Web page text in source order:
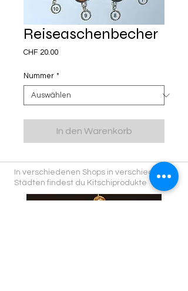
Reiseaschenbecher
CHF 20.00Preis
Nummer *
In den Warenkorb
In verschiedenen Shops in verschiedenen
Städten findest du Kitschiprodukte